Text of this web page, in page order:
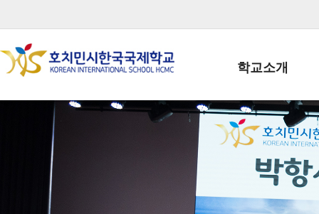
학교소개
학교장인사말
학생회장인사말
학교상징
학교 CI